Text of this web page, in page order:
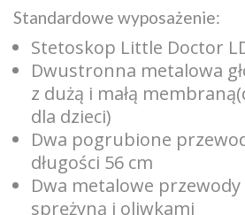
Standardowe wyposażenie:
Stetoskop Little Doctor
Dwustronna metalowa
z dużą i małą
dla dzieci)
Dwa pogrubione
długości 56 cm
Dwa metalowe przewody
sprężyną i oliwkami